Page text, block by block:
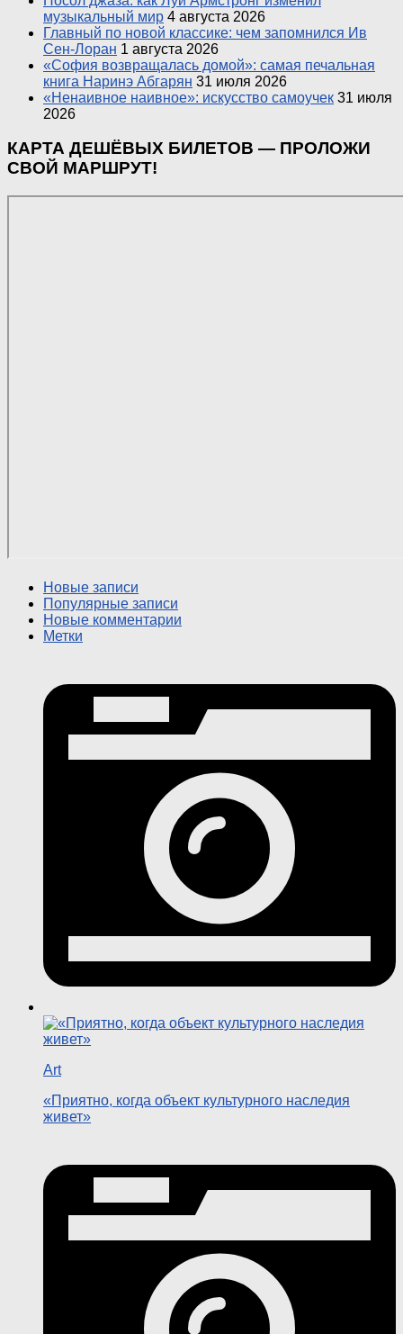
музыкальный мир 4 августа 2026
Главный по новой классике: чем запомнился Ив
Сен-Лоран 1 августа 2026
«София возвращалась домой»: самая печальная
книга Наринэ Абгарян 31 июля 2026
«Ненаивное наивное»: искусство самоучек 31 июля
2026
КАРТА ДЕШЁВЫХ БИЛЕТОВ — ПРОЛОЖИ
СВОЙ МАРШРУТ!
Новые записи
Популярные записи
Новые комментарии
Метки
Art
«Приятно, когда объект культурного наследия
живет»